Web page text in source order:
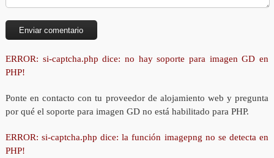
ERROR: si-captcha.php dice: no hay soporte para imagen GD en
PHP!
Ponte en contacto con tu proveedor de alojamiento web y pregunta
por qué el soporte para imagen GD no está habilitado para PHP.
ERROR: si-captcha.php dice: la función imagepng no se detecta en
PHP!